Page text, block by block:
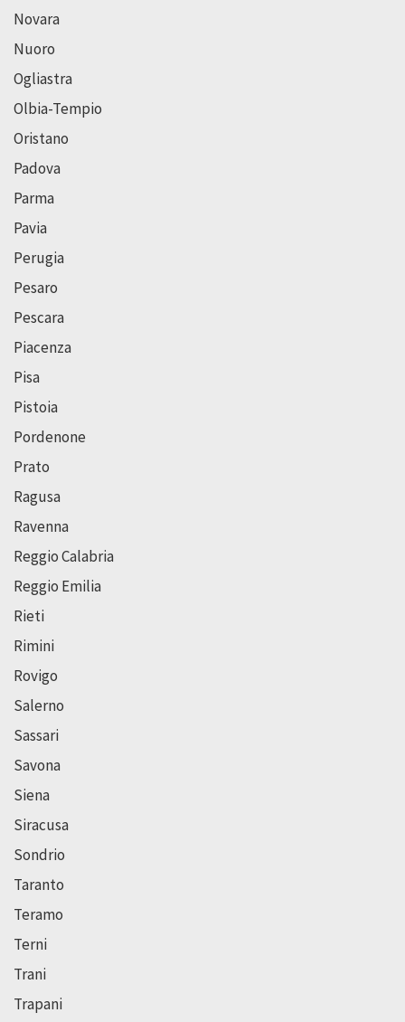
Novara
Nuoro
Ogliastra
Olbia-Tempio
Oristano
Padova
Parma
Pavia
Perugia
Pesaro
Pescara
Piacenza
Pisa
Pistoia
Pordenone
Prato
Ragusa
Ravenna
Reggio Calabria
Reggio Emilia
Rieti
Rimini
Rovigo
Salerno
Sassari
Savona
Siena
Siracusa
Sondrio
Taranto
Teramo
Terni
Trani
Trapani